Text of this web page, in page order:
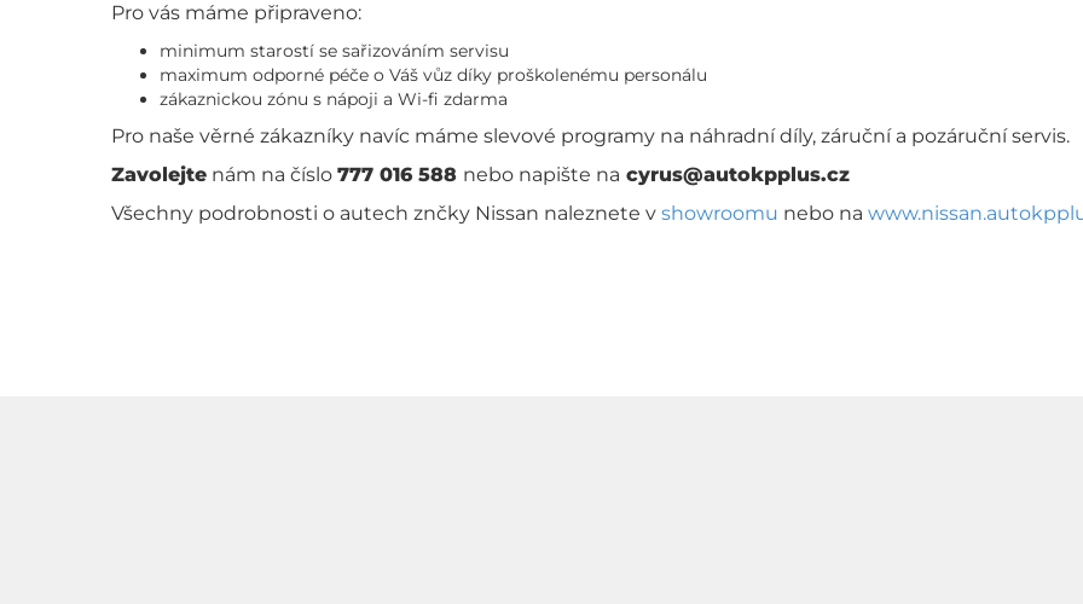
Pro vás máme připraveno:
minimum starostí se sařizováním servisu
maximum odporné péče o Váš vůz díky proškolenému personálu
zákaznickou zónu s nápoji a Wi-fi zdarma
Pro naše věrné zákazníky navíc máme slevové programy na náhradní díly, záruční a pozáruční servis.
Zavolejte nám na číslo 777 016 588 nebo napište na cyrus@autokpplus.cz
Všechny podrobnosti o autech znčky Nissan naleznete v showroomu nebo na